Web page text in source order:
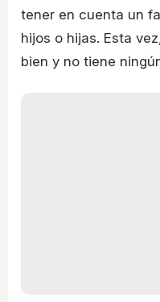
tener en cuenta un
hijos o hijas. Esta
bien y no tiene